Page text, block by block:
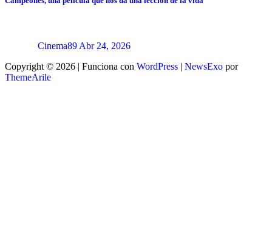
Cinema89 Abr 24, 2026
Copyright © 2026 | Funciona con WordPress | NewsExo por
ThemeArile